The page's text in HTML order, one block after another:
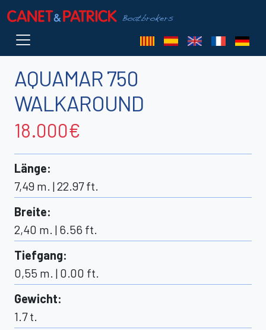
AQUAMAR 750
WALKAROUND
18.000€
Länge:
7,49 m. | 22.97 ft.
Breite:
2,40 m. | 6.56 ft.
Tiefgang:
0,55 m. | 0.00 ft.
Gewicht:
1.7t.